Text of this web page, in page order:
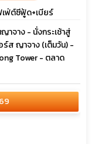
ฟ่ต์ซีฟู้ด+เบียร์
าจาง - นั่งกระเช้าสู่
ร์ส ญาจาง (เต็มวัน) -
Tower - ตลาด